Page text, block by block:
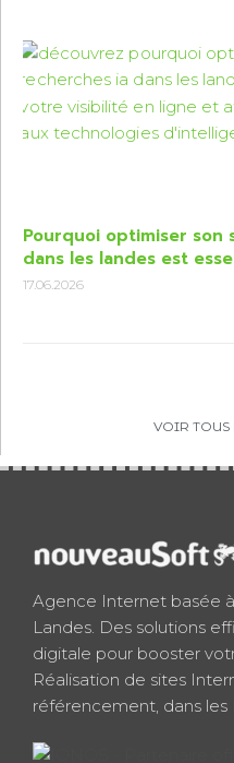
Pourquoi optimiser son
dans les landes est
17.06.2026
VOIR TOUS
Agence Internet basée
Landes. Des solutions
digitale pour booster
Réalisation de sites
référencement, dans les